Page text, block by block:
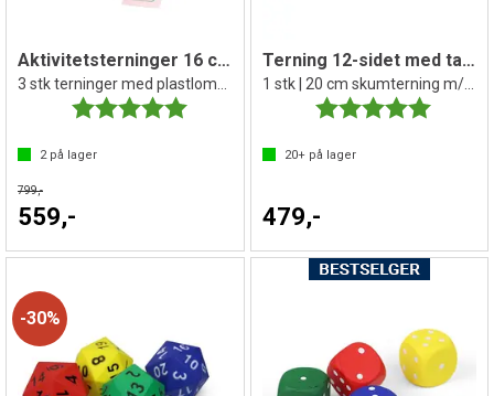
Aktivitetsterninger 16 cm
Karakter:
5.0 av 5 mulige
2 på lager
799,-
559,-
Terning 12-sidet med tall og joker
1 stk | 20 cm skumterning m/trekk
Karakter:
20+på lager
479,-
30%